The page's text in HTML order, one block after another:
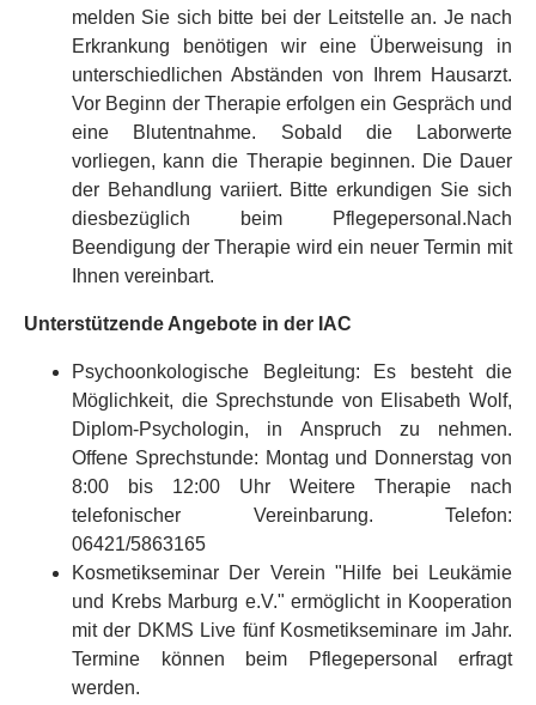
melden Sie sich bitte bei der Leitstelle an. Je nach
Erkrankung benötigen wir eine Überweisung in
unterschiedlichen Abständen von Ihrem Hausarzt.
Vor Beginn der Therapie erfolgen ein Gespräch und
eine Blutentnahme. Sobald die Laborwerte
vorliegen, kann die Therapie beginnen. Die Dauer
der Behandlung variiert. Bitte erkundigen Sie sich
diesbezüglich beim Pflegepersonal.Nach
Beendigung der Therapie wird ein neuer Termin mit
Ihnen vereinbart.
Unterstützende Angebote in der IAC
Psychoonkologische Begleitung: Es besteht die
Möglichkeit, die Sprechstunde von Elisabeth Wolf,
Diplom-Psychologin, in Anspruch zu nehmen.
Offene Sprechstunde: Montag und Donnerstag von
8:00 bis 12:00 Uhr Weitere Therapie nach
telefonischer Vereinbarung. Telefon:
06421/5863165
Kosmetikseminar Der Verein "Hilfe bei Leukämie
und Krebs Marburg e.V." ermöglicht in Kooperation
mit der DKMS Live fünf Kosmetikseminare im Jahr.
Termine können beim Pflegepersonal erfragt
werden.